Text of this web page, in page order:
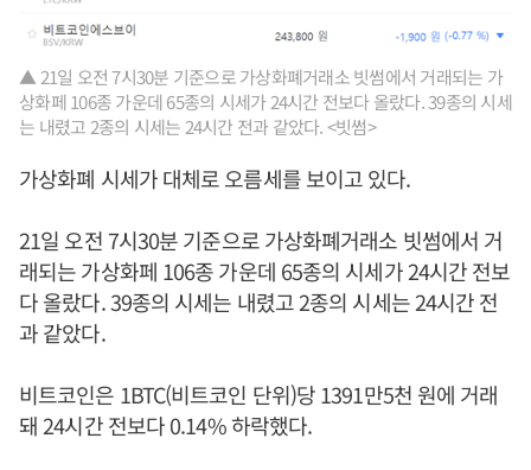
▲ 21일 오전 7시30분 기준으로 가상화폐거래소 빗썸에서 거래되는 가
상화페 106종 가운데 65종의 시세가 24시간 전보다 올랐다. 39종의 시세
는 내렸고 2종의 시세는 24시간 전과 같았다. <빗썸>
가상화폐 시세가 대체로 오름세를 보이고 있다.
21일 오전 7시30분 기준으로 가상화폐거래소 빗썸에서 거
래되는 가상화페 106종 가운데 65종의 시세가 24시간 전보
다 올랐다. 39종의 시세는 내렸고 2종의 시세는 24시간 전
과 같았다.
비트코인은 1BTC(비트코인 단위)당 1391만5천 원에 거래
돼 24시간 전보다 0.14% 하락했다.